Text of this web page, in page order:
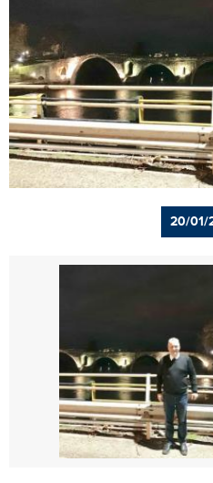
20/01/